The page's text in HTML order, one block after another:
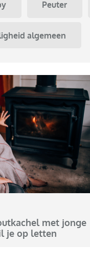
Peuter
algemeen
met jonge
je op letten